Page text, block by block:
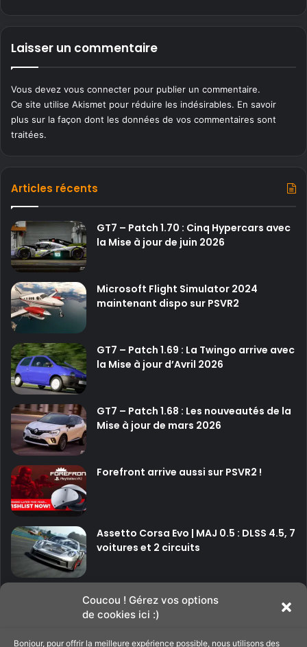
Coucou ! Gérez vos options
de cookies ici :)
Bonjour, pour offrir la meilleure expérience possible, nous utilisons des
Laisser un commentaire
Vous devez vous connecter pour publier un commentaire.
Ce site utilise Akismet pour réduire les indésirables. En savoir
plus sur la façon dont les données de vos commentaires sont
traitées.
Articles récents
GT7 – Patch 1.70 : Cinq Hypercars avec
la Mise à jour de juin 2026
Microsoft Flight Simulator 2024
maintenant dispo sur PSVR2
GT7 – Patch 1.69 : La Twingo arrive avec
la Mise à jour d’Avril 2026
GT7 – Patch 1.68 : Les nouveautés de la
Mise à jour de mars 2026
Forefront arrive aussi sur PSVR2 !
Assetto Corsa Evo | MAJ 0.5 : DLSS 4.5, 7
voitures et 2 circuits
P
a
P